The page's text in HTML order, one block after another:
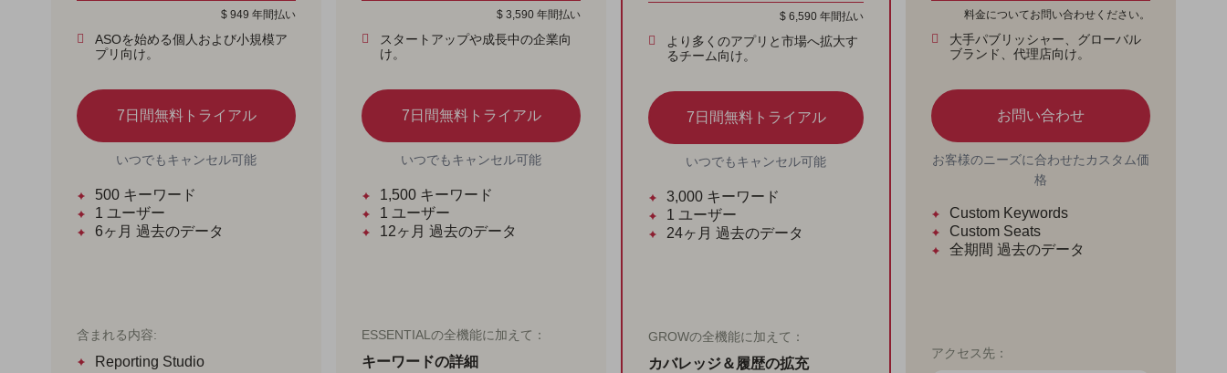
$ 949 年間払い
ASOを始める個人および小規模ア
プリ向け。
7日間無料トライアル
いつでもキャンセル可能
500 キーワード
1 ユーザー
6ヶ月 過去のデータ
含まれる内容:
Reporting Studio
$ 3,590 年間払い
スタートアップや成長中の企業向
け。
7日間無料トライアル
いつでもキャンセル可能
1,500 キーワード
1 ユーザー
12ヶ月 過去のデータ
ESSENTIALの全機能に加えて：
キーワードの詳細
$ 6,590 年間払い
より多くのアプリと市場へ拡大す
るチーム向け。
7日間無料トライアル
いつでもキャンセル可能
3,000 キーワード
1 ユーザー
24ヶ月 過去のデータ
GROWの全機能に加えて：
カバレッジ＆履歴の拡充
料金についてお問い合わせください。
大手パブリッシャー、グローバル
ブランド、代理店向け。
お問い合わせ
お客様のニーズに合わせたカスタム価
格
Custom Keywords
Custom Seats
全期間 過去のデータ
アクセス先：